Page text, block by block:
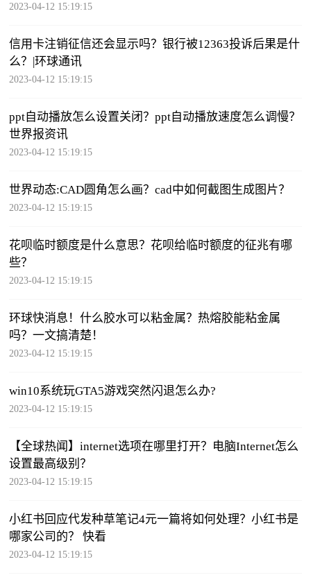
2023-04-12 15:19:15
信用卡注销征信还会显示吗？银行被12363投诉后果是什
么？|环球通讯
2023-04-12 15:19:15
ppt自动播放怎么设置关闭？ppt自动播放速度怎么调慢？
世界报资讯
2023-04-12 15:19:15
世界动态:CAD圆角怎么画？cad中如何截图生成图片？
2023-04-12 15:19:15
花呗临时额度是什么意思？花呗给临时额度的征兆有哪
些？
2023-04-12 15:19:15
环球快消息！什么胶水可以粘金属？热熔胶能粘金属
吗？一文搞清楚！
2023-04-12 15:19:15
win10系统玩GTA5游戏突然闪退怎么办?
2023-04-12 15:19:15
【全球热闻】internet选项在哪里打开？电脑Internet怎么
设置最高级别？
2023-04-12 15:19:15
小红书回应代发种草笔记4元一篇将如何处理？小红书是
哪家公司的？ 快看
2023-04-12 15:19:15